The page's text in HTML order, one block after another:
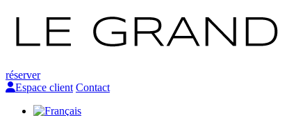
réserver
Espace client Contact